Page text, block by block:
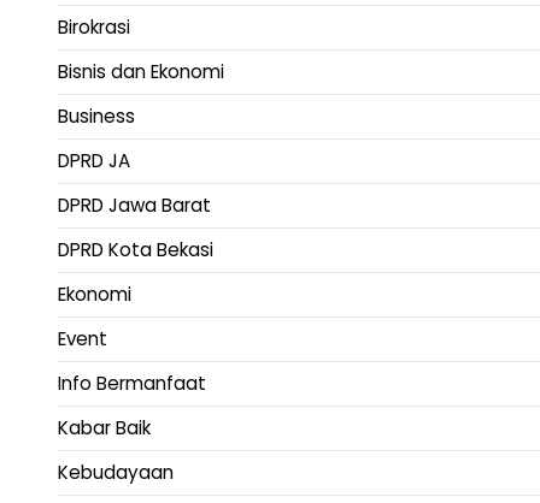
Birokrasi
Bisnis dan Ekonomi
Business
DPRD JA
DPRD Jawa Barat
DPRD Kota Bekasi
Ekonomi
Event
Info Bermanfaat
Kabar Baik
Kebudayaan